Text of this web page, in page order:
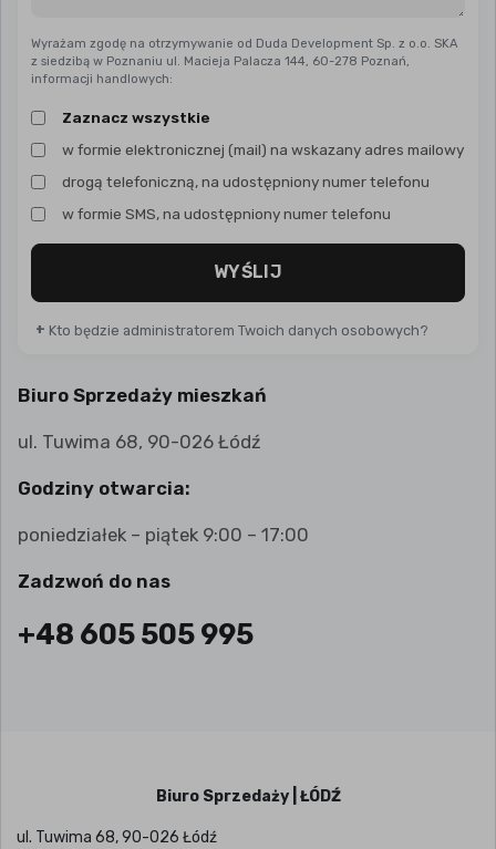
Biuro Sprzedaży mieszkań
ul. Tuwima 68, 90-026 Łódź
Godziny otwarcia:
poniedziałek – piątek 9:00 – 17:00
Zadzwoń do nas
+48 605 505 995
Wyrażam zgodę na otrzymywanie od Duda Development Sp. z o.o. SKA
z siedzibą w Poznaniu ul. Macieja Palacza 144, 60-278 Poznań,
informacji handlowych:
Zaznacz wszystkie
w formie elektronicznej (mail) na wskazany adres mailowy
drogą telefoniczną, na udostępniony numer telefonu
w formie SMS, na udostępniony numer telefonu
WYŚLIJ
+ Kto będzie administratorem Twoich danych osobowych?
Biuro Sprzedaży | ŁÓDŹ
ul. Tuwima 68, 90-026 Łódź